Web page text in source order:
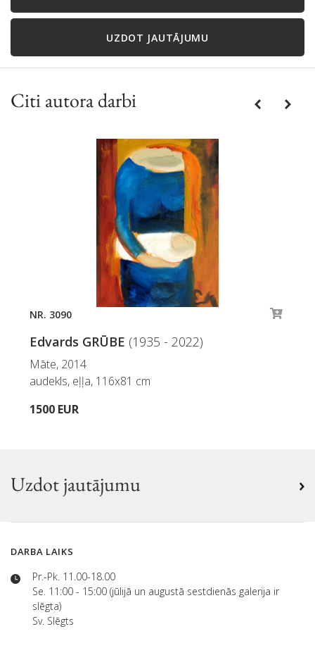
UZDOT JAUTĀJUMU
Citi autora darbi PreviousNext
NR. 3090
Edvards GRŪBE (1935 - 2022)
Māte, 2014
audekls, eļļa, 116x81 cm
1500 EUR
Uzdot jautājumu
DARBA LAIKS
Pr.-Pk. 11.00-18.00
Se. 11:00 - 15:00 (jūlijā un augustā sestdienās galerija ir
slēgta)
Sv. Slēgts